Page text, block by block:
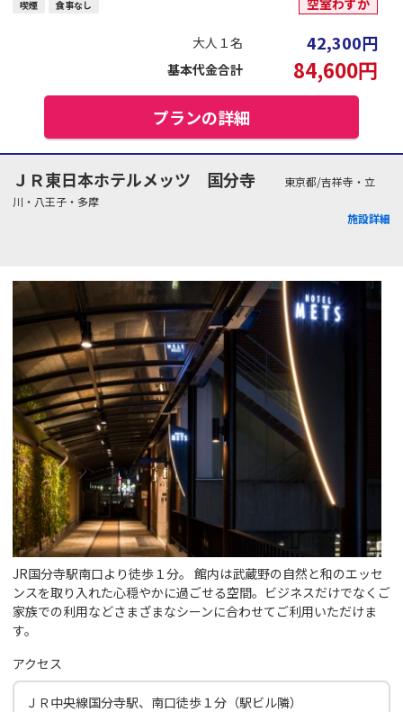
喫煙 食事なし
大人１名 42,300円
基本代金合計 84,600円
プランの詳細
ＪＲ東日本ホテルメッツ 国分寺
東京都/吉祥寺・立
川・八王子・多摩
施設詳細
JR国分寺駅南口より徒歩１分。 館内は武蔵野の自然と和のエッセ
ンスを取り入れた心穏やかに過ごせる空間。ビジネスだけでなくご
家族での利用などさまざまなシーンに合わせてご利用いただけま
す。
アクセス
ＪＲ中央線国分寺駅、南口徒歩１分（駅ビル隣）